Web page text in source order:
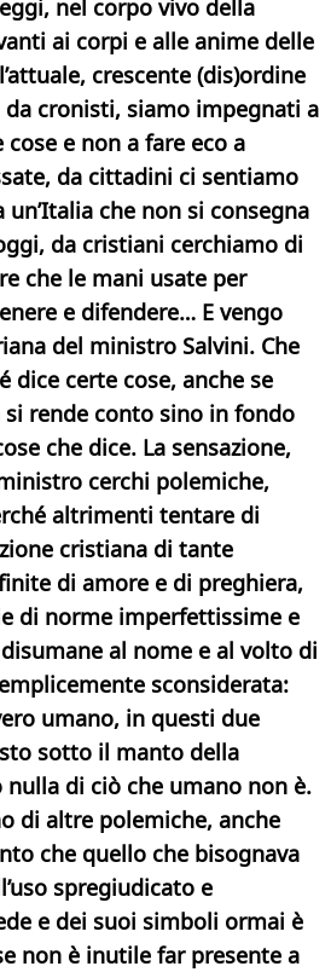
nel corpo vivo della
ai corpi e alle anime delle
crescente (dis)ordine
cronisti, siamo impegnati a
e non a fare eco a
da cittadini ci sentiamo
che non si consegna
da cristiani cerchiamo di
che le mani usate per
e difendere… E vengo
del ministro Salvini. Che
dice certe cose, anche se
si rende conto sino in fondo
che dice. La sensazione,
cerchi polemiche,
altrimenti tentare di
cristiana di tante
di amore e di preghiera,
di norme imperfettissime e
al nome e al volto di
sconsiderata:
umano, in questi due
sotto il manto della
di ciò che umano non è.
di altre polemiche, anche
che quello che bisognava
spregiudicato e
e dei suoi simboli ormai è
non è inutile far presente a